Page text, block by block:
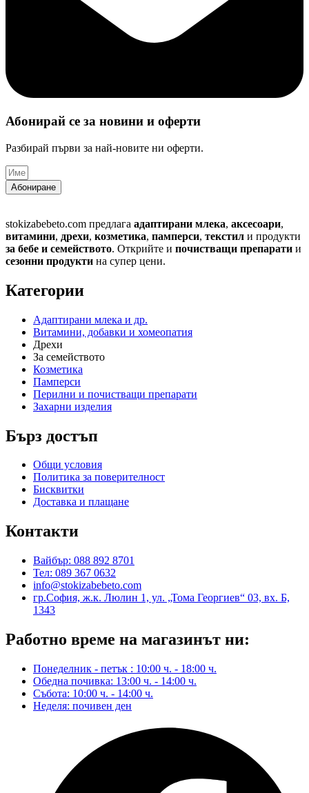
Абонирай се за новини и оферти​
Разбирай първи за най-новите ни оферти.
Абониране
stokizabebeto.com предлага адаптирани млека, аксесоари,
витамини, дрехи, козметика, памперси, текстил и продукти
за бебе и семейството. Открийте и почистващи препарати и
сезонни продукти на супер цени.
Категории
Адаптирани млека и др.
Витамини, добавки и хомеопатия
Дрехи
За семейството
Козметика
Памперси
Перилни и почистващи препарати
Захарни изделия
Бърз достъп
Общи условия
Политика за поверителност
Бисквитки
Доставка и плащане
Контакти
Вайбър: 088 892 8701
Тел: 089 367 0632
info@stokizabebeto.com
гр.София, ж.к. Люлин 1, ул. „Тома Георгиев“ 03, вх. Б,
1343
Работно време на магазинът ни:
Понеделник - петък : 10:00 ч. - 18:00 ч.
Обедна почивка: 13:00 ч. - 14:00 ч.
Събота: 10:00 ч. - 14:00 ч.
Неделя: почивен ден